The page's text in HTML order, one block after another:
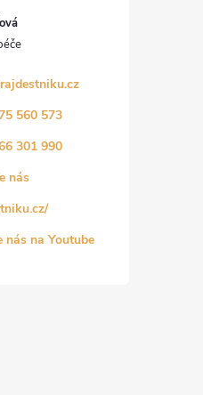
rajdestniku.cz
560 573
301 990
nás
nás na Youtube